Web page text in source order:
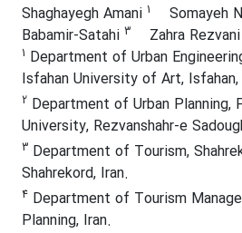
Shaghayegh Amani 1 Somayeh
Babamir-Satahi 3 Zahra Rezvani
1 Department of Urban
Isfahan University of Art, Isfahan,
2 Department of Urban Planning,
University, Rezvanshahr-e
3 Department of Tourism,
Shahrekord, Iran.
4 Department of Tourism
Planning, Iran.